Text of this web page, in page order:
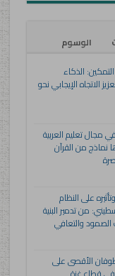
الوسوم
الذكاء
الاتجاه الإيجابي نحو
مجال تعليم العربية
نماذج من القرآن
عدوان 2023 وتأثيره على النظام
من تدمير البنية
الصمود والتعافي
الأقصى على